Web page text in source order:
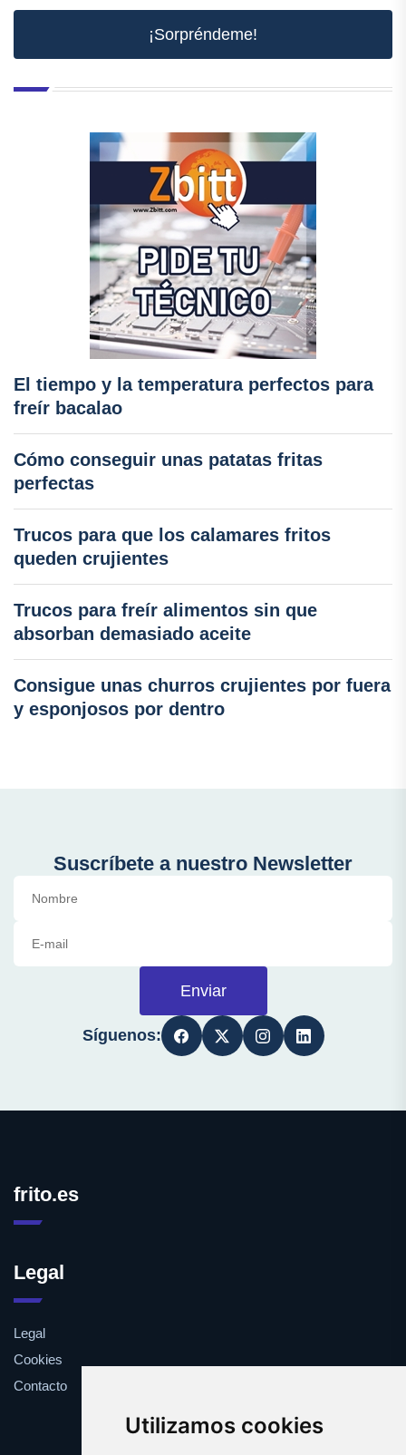
Utilizamos cookies
¡Sorpréndeme!
El tiempo y la temperatura perfectos para
freír bacalao
Cómo conseguir unas patatas fritas
perfectas
Trucos para que los calamares fritos
queden crujientes
Trucos para freír alimentos sin que
absorban demasiado aceite
Consigue unas churros crujientes por fuera
y esponjosos por dentro
Suscríbete a nuestro Newsletter
Enviar
Síguenos:
frito.es
Legal
Legal
Cookies
Contacto